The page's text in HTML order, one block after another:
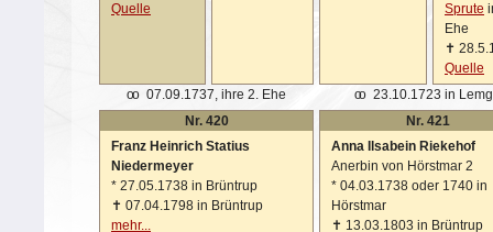
Quelle
Sprute
Ehe
✝
Quelle
oo
07.09.1737, ihre 2. Ehe oo 23.10.1723 in
Nr. 420
Franz Heinrich Statius
Niedermeyer
* 27.05.1738 in Brüntrup
✝ 07.04.1798 in Brüntrup
mehr...
Nr. 421
Anna Ilsabein Riekehof
Anerbin von Hörstmar 2
* 04.03.1738 oder 1740 in
Hörstmar
✝ 13.03.1803 in Brüntrup